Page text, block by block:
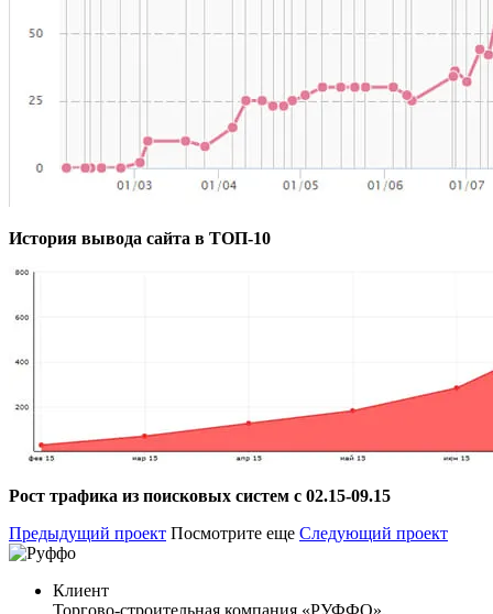
История вывода сайта в ТОП-10
Рост трафика из поисковых систем с 02.15-09.15
Предыдущий проект Посмотрите еще Следующий проект
Клиент
Торгово-строительная компания «РУФФО»,